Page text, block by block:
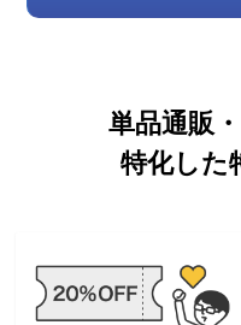
単品通販
特化した